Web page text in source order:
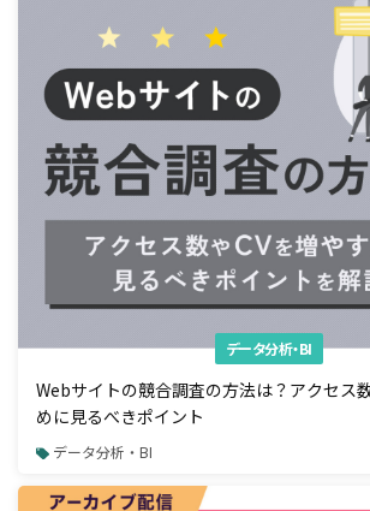
データ分析・BI
Webサイトの競合調査の方法は？アクセス
めに見るべきポイント
データ分析・BI